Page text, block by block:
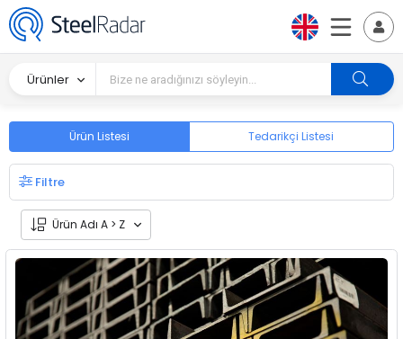
Ürünler
Ürün Listesi Tedarikçi Listesi
Filtre
Ürün Adı A > Z